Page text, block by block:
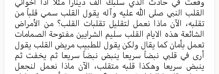
القلب النبي صلى الله عليه وآله يقول القلب سمي قلباً من
تقلبه، الآن ماذا نعمل لتقليل تقلبات القلب؟ من الأمراض
الشائعة هذه الايام القلب سليم الشرايين مفتوحة الصمامات
تعمل بأمان كما يقال ولكن يقول للطبيب مريض القلب يقول
أرى في قلبي نبضاً سريعا ينبض نبضاً سريعا ثم يخفت ثم
ينبض سريعا وهكذا قلبه متقلب، الآن ماذا نعمل لنجعل